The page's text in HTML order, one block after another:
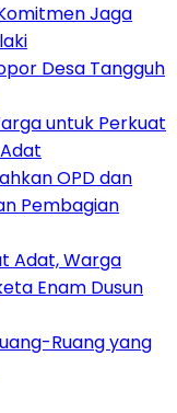
Jaga
Desa Tangguh
untuk Perkuat
OPD dan
Pembagian
Adat, Warga
Enam Dusun
Ruang yang